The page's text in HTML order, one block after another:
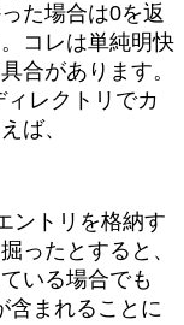
た場合は0を返
コレは単純明快
合があります。
レクトリでカ
ば、
ントリを格納す
ったとすると、
いる場合でも
含まれることに